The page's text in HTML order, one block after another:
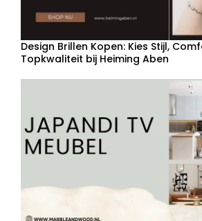
Design Brillen Kopen: Kies Stijl,
Topkwaliteit bij Heiming Aben